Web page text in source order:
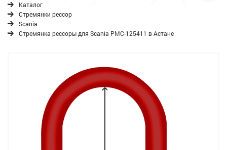
Каталог
Стремянки рессор
Scania
Стремянка рессоры для Scania РМС-125411 в Астане